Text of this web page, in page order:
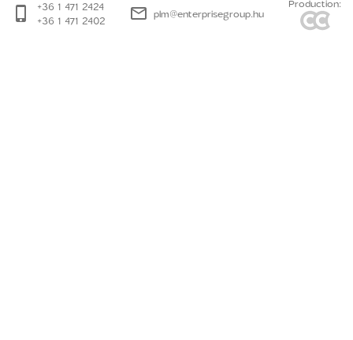
+36 1 471 2424
+36 1 471 2402
plm@enterprisegroup.hu